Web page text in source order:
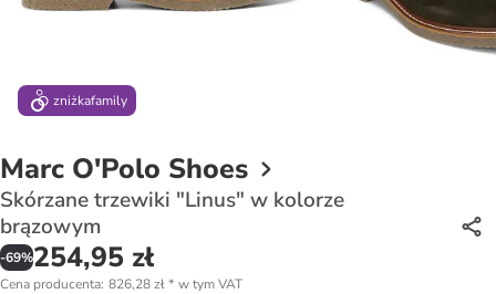
zniżkafamily
Marc O'Polo Shoes
Skórzane trzewiki "Linus" w kolorze
brązowym
-69%254,95 zł
Cena producenta: 826,28 zł* w tym VAT